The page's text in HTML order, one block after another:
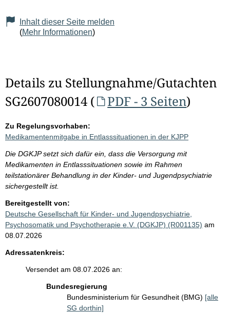
Inhalt dieser Seite melden
(Mehr Informationen)
Details zu Stellungnahme/Gutachten
SG2607080014 (
PDF - 3 Seiten)
Zu Regelungsvorhaben:
Medikamentenmitgabe in Entlasssituationen in der KJPP
Die DGKJP setzt sich dafür ein, dass die Versorgung mit
Medikamenten in Entlasssituationen sowie im Rahmen
teilstationärer Behandlung in der Kinder- und Jugendpsychiatrie
sichergestellt ist.
Bereitgestellt von:
Deutsche Gesellschaft für Kinder- und Jugendpsychiatrie,
Psychosomatik und Psychotherapie e.V. (DGKJP) (R001135) am
08.07.2026
Adressatenkreis:
Versendet am 08.07.2026 an:
Bundesregierung
Bundesministerium für Gesundheit (BMG) [alle
SG dorthin]